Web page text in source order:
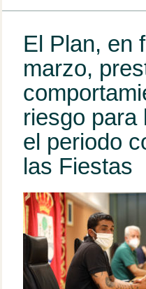
El Plan, en
marzo,
riesgo para
el periodo
las Fiestas